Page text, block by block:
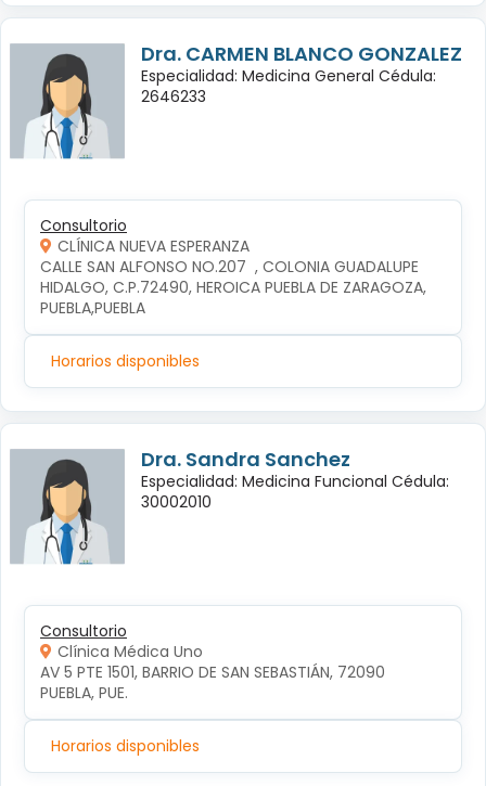
Dra. CARMEN BLANCO GONZALEZ
Especialidad: Medicina General Cédula:
2646233
Consultorio
CLÍNICA NUEVA ESPERANZA
CALLE SAN ALFONSO NO.207  , COLONIA GUADALUPE
HIDALGO, C.P.72490, HEROICA PUEBLA DE ZARAGOZA,
PUEBLA,PUEBLA
Horarios disponibles
Dra. Sandra Sanchez
Especialidad: Medicina Funcional Cédula:
30002010
Consultorio
Clínica Médica Uno
AV 5 PTE 1501, BARRIO DE SAN SEBASTIÁN, 72090
PUEBLA, PUE.
Horarios disponibles